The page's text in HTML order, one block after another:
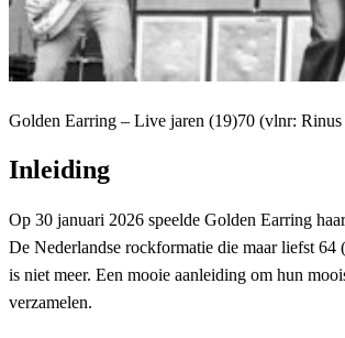
Golden Earring – Live jaren (19)70 (vlnr:
Inleiding
Op 30 januari 2026 speelde Golden Earring
De Nederlandse rockformatie die maar liefst 64
is niet meer. Een mooie aanleiding om hun
verzamelen.